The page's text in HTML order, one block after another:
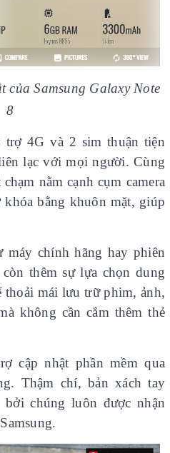
của Samsung Galaxy Note
8
4G và 2 sim thuận tiện
lạc với mọi người. Cùng
nằm cạnh cụm camera
bằng khuôn mặt, giúp
chính hãng hay phiên
thêm sự lựa chọn dung
mái lưu trữ phim, ảnh,
không cần cắm thêm thẻ
cập nhật phần mềm qua
Thậm chí, bản xách tay
chúng luôn được nhận